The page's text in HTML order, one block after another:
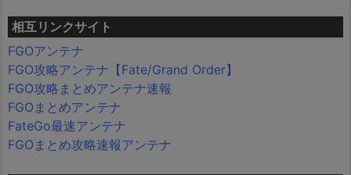
相互リンクサイト
FGOアンテナ
FGO攻略アンテナ【Fate/Grand Order】
FGO攻略まとめアンテナ速報
FGOまとめアンテナ
FateGo最速アンテナ
FGOまとめ攻略速報アンテナ